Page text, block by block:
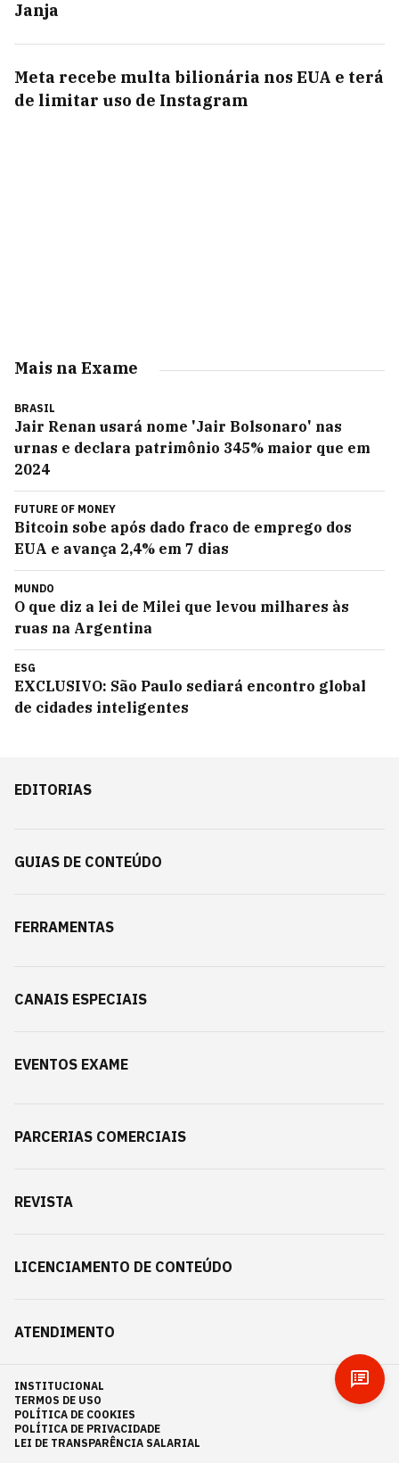
Janja
Meta recebe multa bilionária nos EUA e terá
de limitar uso de Instagram
Mais na Exame
BRASIL
Jair Renan usará nome 'Jair Bolsonaro' nas
urnas e declara patrimônio 345% maior que em
2024
FUTURE OF MONEY
Bitcoin sobe após dado fraco de emprego dos
EUA e avança 2,4% em 7 dias
MUNDO
O que diz a lei de Milei que levou milhares às
ruas na Argentina
ESG
EXCLUSIVO: São Paulo sediará encontro global
de cidades inteligentes
EDITORIAS
GUIAS DE CONTEÚDO
FERRAMENTAS
CANAIS ESPECIAIS
EVENTOS EXAME
PARCERIAS COMERCIAIS
REVISTA
LICENCIAMENTO DE CONTEÚDO
ATENDIMENTO
INSTITUCIONAL
TERMOS DE USO
POLÍTICA DE COOKIES
POLÍTICA DE PRIVACIDADE
LEI DE TRANSPARÊNCIA SALARIAL